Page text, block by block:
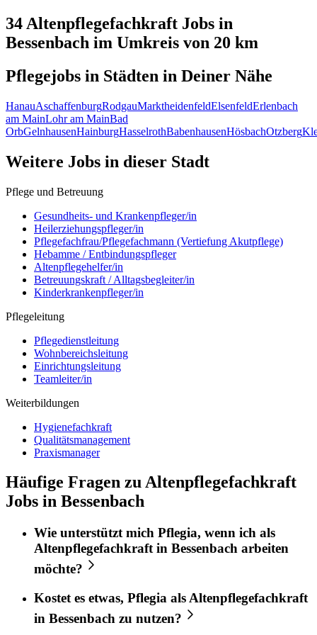
34 Altenpflegefachkraft Jobs in
Bessenbach im Umkreis von 20 km
Pflegejobs in Städten in Deiner Nähe
HanauAschaffenburgRodgauMarktheidenfeldElsenfeldErlenbach
am MainLohr am MainBad
OrbGelnhausenHainburgHasselrothBabenhausenHösbachOtzberg
Weitere Jobs in dieser Stadt
Pflege und Betreuung
Gesundheits- und Krankenpfleger/in
Heilerziehungspfleger/in
Pflegefachfrau/Pflegefachmann (Vertiefung Akutpflege)
Hebamme / Entbindungspfleger
Altenpflegehelfer/in
Betreuungskraft / Alltagsbegleiter/in
Kinderkrankenpfleger/in
Pflegeleitung
Pflegedienstleitung
Wohnbereichsleitung
Einrichtungsleitung
Teamleiter/in
Weiterbildungen
Hygienefachkraft
Qualitätsmanagement
Praxismanager
Häufige Fragen zu Altenpflegefachkraft
Jobs in Bessenbach
Wie unterstützt mich Pflegia, wenn ich als
Altenpflegefachkraftin Bessenbach arbeiten
möchte?
Kostet es etwas, Pflegia als Altenpflegefachkraft
in Bessenbach zu nutzen?